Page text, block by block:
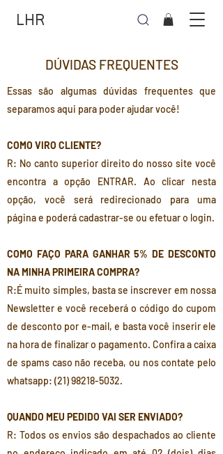
LHR
DÚVIDAS FREQUENTES
Essas são algumas dúvidas frequentes que
separamos aqui para poder ajudar você!
COMO VIRO CLIENTE?
R: No canto superior direito do nosso site você
encontra a opção ENTRAR. Ao clicar nesta
opção, você será redirecionado para uma
página e poderá cadastrar-se ou efetuar o login.
COMO FAÇO PARA GANHAR 5% DE DESCONTO
NA MINHA PRIMEIRA COMPRA?
R:É muito simples, basta se inscrever em nossa
Newsletter e você receberá o código do cupom
de desconto por e-mail, e basta você inserir ele
na hora de finalizar o pagamento. Confira a caixa
de spams caso não receba, ou nos contate pelo
whatsapp: (21) 98218-5032.
QUANDO MEU PEDIDO VAI SER ENVIADO?
R: Todos os envios são despachados ao cliente